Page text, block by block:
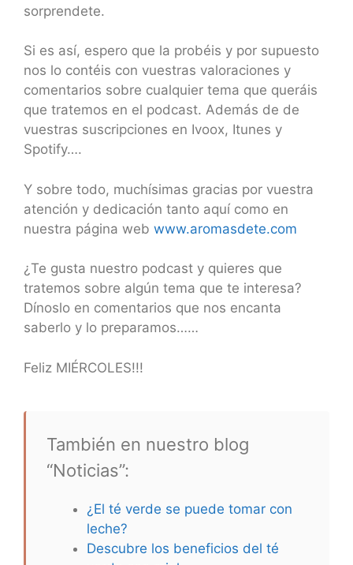
sorprendete.
Si es así, espero que la probéis y por supuesto
nos lo contéis con vuestras valoraciones y
comentarios sobre cualquier tema que queráis
que tratemos en el podcast. Además de de
vuestras suscripciones en Ivoox, Itunes y
Spotify….
Y sobre todo, muchísimas gracias por vuestra
atención y dedicación tanto aquí como en
nuestra página web www.aromasdete.com
¿Te gusta nuestro podcast y quieres que
tratemos sobre algún tema que te interesa?
Dínoslo en comentarios que nos encanta
saberlo y lo preparamos……
Feliz MIÉRCOLES!!!
También en nuestro blog
“Noticias”:
¿El té verde se puede tomar con
leche?
Descubre los beneficios del té